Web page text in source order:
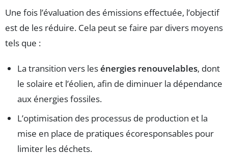
Une fois l’évaluation des émissions effectuée, l’objectif
est de les réduire. Cela peut se faire par divers moyens
tels que :
La transition vers lesénergies renouvelables, dont
le solaire et l’éolien, afin de diminuer la dépendance
aux énergies fossiles.
L’optimisation des processus de production et la
mise en place de pratiques écoresponsables pour
limiter les déchets.